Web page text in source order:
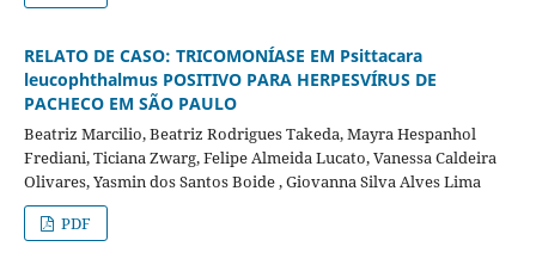
RELATO DE CASO: TRICOMONÍASE EM Psittacara
leucophthalmus POSITIVO PARA HERPESVÍRUS DE
PACHECO EM SÃO PAULO
Beatriz Marcilio, Beatriz Rodrigues Takeda, Mayra Hespanhol
Frediani, Ticiana Zwarg, Felipe Almeida Lucato, Vanessa Caldeira
Olivares, Yasmin dos Santos Boide , Giovanna Silva Alves Lima
PDF